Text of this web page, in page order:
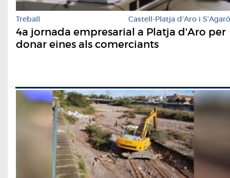
Treball Castell-Platja d'Aro i S'Agaró
4a jornada empresarial a Platja d'Aro per
donar eines als comerciants